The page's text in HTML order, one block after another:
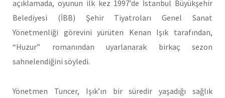
açıklamada, oyunun ilk kez 1997’de İstanbul Büyükşehir
Belediyesi (İBB) Şehir Tiyatroları Genel Sanat
Yönetmenliği görevini yürüten Kenan Işık tarafından,
“Huzur” romanından uyarlanarak birkaç sezon
sahnelendiğini söyledi.
Yönetmen Tuncer, Işık’ın bir süredir yaşadığı sağlık